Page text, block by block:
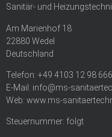
Sanitär- und
Am Marienhof 18
22880 Wedel
Deutschland
Telefon: +49 4103 12 98 666
E-Mail: info@ms-
Web: www.ms-
Steuernummer: folgt